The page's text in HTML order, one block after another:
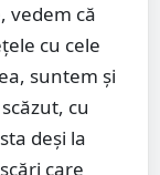
vedem că
cu cele
suntem și
cu
deși la
care